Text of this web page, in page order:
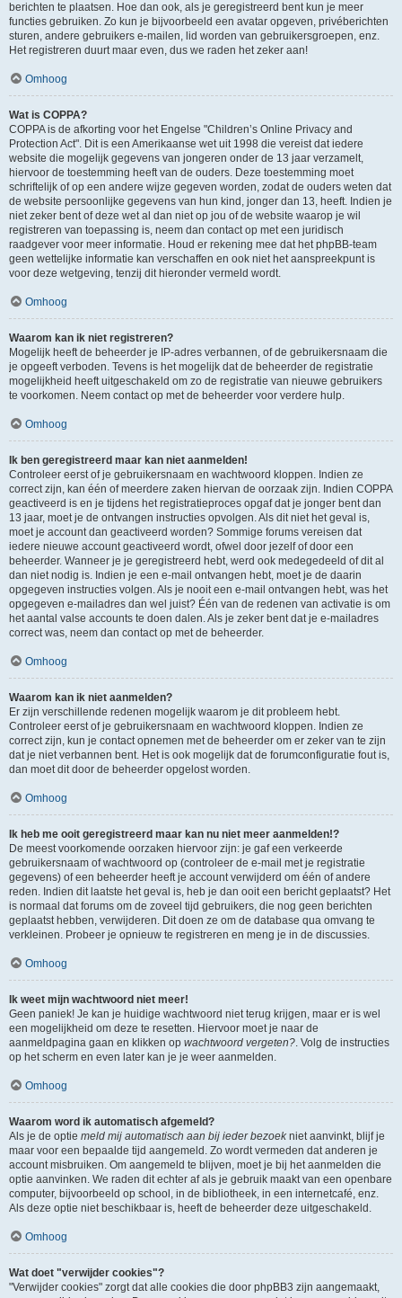
berichten te plaatsen. Hoe dan ook, als je geregistreerd bent kun je meer
functies gebruiken. Zo kun je bijvoorbeeld een avatar opgeven, privéberichten
sturen, andere gebruikers e-mailen, lid worden van gebruikersgroepen, enz.
Het registreren duurt maar even, dus we raden het zeker aan!
Omhoog
Wat is COPPA?
COPPA is de afkorting voor het Engelse "Children’s Online Privacy and
Protection Act". Dit is een Amerikaanse wet uit 1998 die vereist dat iedere
website die mogelijk gegevens van jongeren onder de 13 jaar verzamelt,
hiervoor de toestemming heeft van de ouders. Deze toestemming moet
schriftelijk of op een andere wijze gegeven worden, zodat de ouders weten dat
de website persoonlijke gegevens van hun kind, jonger dan 13, heeft. Indien je
niet zeker bent of deze wet al dan niet op jou of de website waarop je wil
registreren van toepassing is, neem dan contact op met een juridisch
raadgever voor meer informatie. Houd er rekening mee dat het phpBB-team
geen wettelijke informatie kan verschaffen en ook niet het aanspreekpunt is
voor deze wetgeving, tenzij dit hieronder vermeld wordt.
Omhoog
Waarom kan ik niet registreren?
Mogelijk heeft de beheerder je IP-adres verbannen, of de gebruikersnaam die
je opgeeft verboden. Tevens is het mogelijk dat de beheerder de registratie
mogelijkheid heeft uitgeschakeld om zo de registratie van nieuwe gebruikers
te voorkomen. Neem contact op met de beheerder voor verdere hulp.
Omhoog
Ik ben geregistreerd maar kan niet aanmelden!
Controleer eerst of je gebruikersnaam en wachtwoord kloppen. Indien ze
correct zijn, kan één of meerdere zaken hiervan de oorzaak zijn. Indien COPPA
geactiveerd is en je tijdens het registratieproces opgaf dat je jonger bent dan
13 jaar, moet je de ontvangen instructies opvolgen. Als dit niet het geval is,
moet je account dan geactiveerd worden? Sommige forums vereisen dat
iedere nieuwe account geactiveerd wordt, ofwel door jezelf of door een
beheerder. Wanneer je je geregistreerd hebt, werd ook medegedeeld of dit al
dan niet nodig is. Indien je een e-mail ontvangen hebt, moet je de daarin
opgegeven instructies volgen. Als je nooit een e-mail ontvangen hebt, was het
opgegeven e-mailadres dan wel juist? Één van de redenen van activatie is om
het aantal valse accounts te doen dalen. Als je zeker bent dat je e-mailadres
correct was, neem dan contact op met de beheerder.
Omhoog
Waarom kan ik niet aanmelden?
Er zijn verschillende redenen mogelijk waarom je dit probleem hebt.
Controleer eerst of je gebruikersnaam en wachtwoord kloppen. Indien ze
correct zijn, kun je contact opnemen met de beheerder om er zeker van te zijn
dat je niet verbannen bent. Het is ook mogelijk dat de forumconfiguratie fout is,
dan moet dit door de beheerder opgelost worden.
Omhoog
Ik heb me ooit geregistreerd maar kan nu niet meer aanmelden!?
De meest voorkomende oorzaken hiervoor zijn: je gaf een verkeerde
gebruikersnaam of wachtwoord op (controleer de e-mail met je registratie
gegevens) of een beheerder heeft je account verwijderd om één of andere
reden. Indien dit laatste het geval is, heb je dan ooit een bericht geplaatst? Het
is normaal dat forums om de zoveel tijd gebruikers, die nog geen berichten
geplaatst hebben, verwijderen. Dit doen ze om de database qua omvang te
verkleinen. Probeer je opnieuw te registreren en meng je in de discussies.
Omhoog
Ik weet mijn wachtwoord niet meer!
Geen paniek! Je kan je huidige wachtwoord niet terug krijgen, maar er is wel
een mogelijkheid om deze te resetten. Hiervoor moet je naar de
aanmeldpagina gaan en klikken op wachtwoord vergeten?. Volg de instructies
op het scherm en even later kan je je weer aanmelden.
Omhoog
Waarom word ik automatisch afgemeld?
Als je de optie meld mij automatisch aan bij ieder bezoekniet aanvinkt, blijf je
maar voor een bepaalde tijd aangemeld. Zo wordt vermeden dat anderen je
account misbruiken. Om aangemeld te blijven, moet je bij het aanmelden die
optie aanvinken. We raden dit echter af als je gebruik maakt van een openbare
computer, bijvoorbeeld op school, in de bibliotheek, in een internetcafé, enz.
Als deze optie niet beschikbaar is, heeft de beheerder deze uitgeschakeld.
Omhoog
Wat doet "verwijder cookies"?
"Verwijder cookies" zorgt dat alle cookies die door phpBB3 zijn aangemaakt,